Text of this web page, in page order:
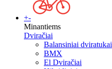
+-
Minantiems
Dviračiai
Balansiniai dviratukai
BMX
El Dviračiai